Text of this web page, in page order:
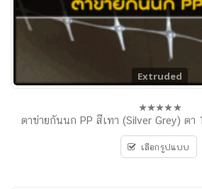
Extruded
0
5
ตาข่ายกันนก PP สีเทา (Silver Grey) ตา
เลือกรูปแบบ